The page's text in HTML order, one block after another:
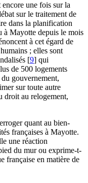
une fois sur la
sur le traitement de
dans la planification
à Mayotte depuis le mois
à cet égard de
; elles sont
[9] qui
de 500 logements
gouvernement,
sur toute autre
droit au relogement,
quant au bien-
françaises à Mayotte.
une réaction
du mur ou exprime-t-
française en matière de